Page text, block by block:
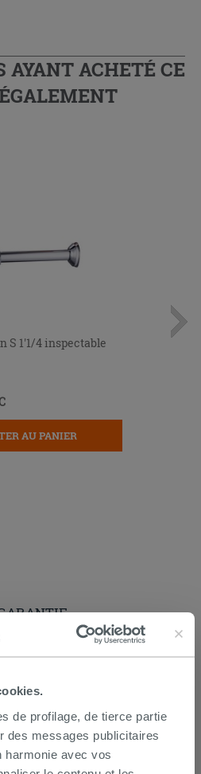
de profilage, de tierce partie
des messages publicitaires
avec vos
AYANT ACHETÉ CE
S 1'1/4 inspectable
AU PANIER
du paiement.
depuis de nombreuses
spécialistes des
et l'expédition des produits